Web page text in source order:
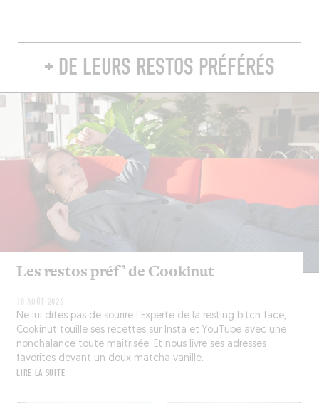
+ DE LEURS RESTOS PRÉFÉRÉS
Les restos préf’ de Cookinut
10 AOÛT 2026
Ne lui dites pas de sourire ! Experte de la resting bitch face,
Cookinut touille ses recettes sur Insta et YouTube avec une
nonchalance toute maîtrisée. Et nous livre ses adresses
favorites devant un doux matcha vanille.
LIRE LA SUITE